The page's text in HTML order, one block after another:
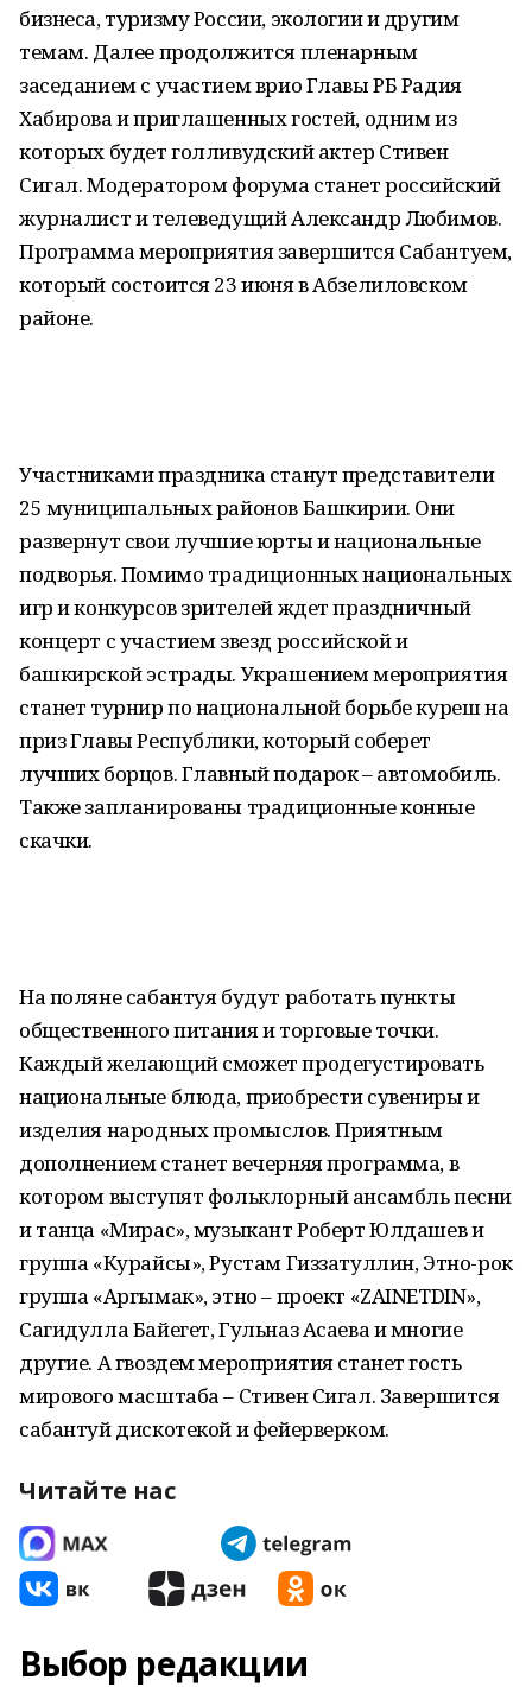
бизнеса, туризму России, экологии и другим
темам. Далее продолжится пленарным
заседанием с участием врио Главы РБ Радия
Хабирова и приглашенных гостей, одним из
которых будет голливудский актер Стивен
Сигал. Модератором форума станет российский
журналист и телеведущий Александр Любимов.
Программа мероприятия завершится Сабантуем,
который состоится 23 июня в Абзелиловском
районе.
Участниками праздника станут представители
25 муниципальных районов Башкирии. Они
развернут свои лучшие юрты и национальные
подворья. Помимо традиционных национальных
игр и конкурсов зрителей ждет праздничный
концерт с участием звезд российской и
башкирской эстрады. Украшением мероприятия
станет турнир по национальной борьбе куреш на
приз Главы Республики, который соберет
лучших борцов. Главный подарок – автомобиль.
Также запланированы традиционные конные
скачки.
На поляне сабантуя будут работать пункты
общественного питания и торговые точки.
Каждый желающий сможет продегустировать
национальные блюда, приобрести сувениры и
изделия народных промыслов. Приятным
дополнением станет вечерняя программа, в
котором выступят фольклорный ансамбль песни
и танца «Мирас», музыкант Роберт Юлдашев и
группа «Курайсы», Рустам Гиззатуллин, Этно-рок
группа «Аргымак», этно – проект «ZAINETDIN»,
Сагидулла Байегет, Гульназ Асаева и многие
другие. А гвоздем мероприятия станет гость
мирового масштаба – Стивен Сигал. Завершится
сабантуй дискотекой и фейерверком.
Читайте нас
Выбор редакции